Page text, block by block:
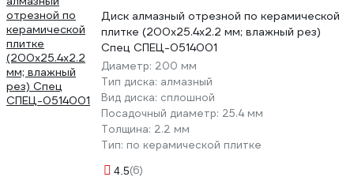
Диск алмазный отрезной по керамической
плитке (200х25.4х2.2 мм; влажный рез)
Спец СПЕЦ-0514001
Диаметр: 200 мм
Тип диска: алмазный
Вид диска: сплошной
Посадочный диаметр: 25.4 мм
Толщина: 2.2 мм
Тип: по керамической плитке
4.5(6)